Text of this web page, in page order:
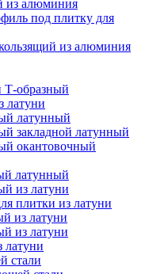
из алюминия
под плитку для
из алюминия
образный
латуни
латунный
закладной латунный
окантовочный
латунный
из латуни
плитки из латуни
из латуни
из латуни
латуни
стали